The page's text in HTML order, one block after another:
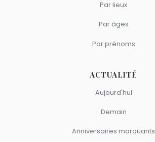
Par lieux
Par âges
Par prénoms
ACTUALITÉ
Aujourd'hui
Demain
Anniversaires marquants